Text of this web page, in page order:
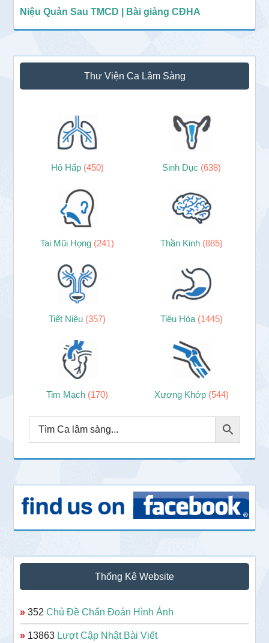
Niệu Quản Sau TMCD | Bài giảng CĐHA
Thư Viện Ca Lâm Sàng
Hô Hấp (450) Sinh Dục (638)
Tai Mũi Họng (241) Thần Kinh (885)
Tiết Niệu (357) Tiêu Hóa (1445)
Tim Mạch (170) Xương Khớp (544)
Thống Kê Website
» 352Chủ Đề Chẩn Đoán Hình Ảnh
» 13863 Lượt Cập Nhật Bài Viết